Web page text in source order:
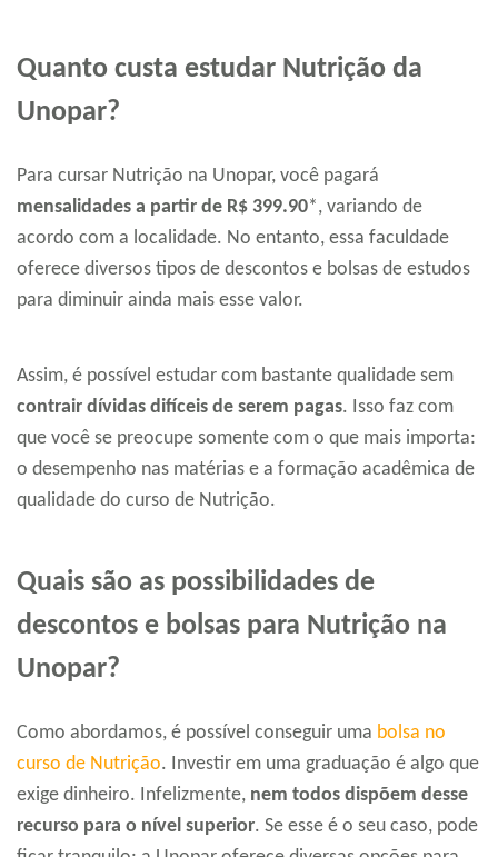
Quanto custa estudar Nutrição da
Unopar?
Para cursar Nutrição na Unopar, você pagará
mensalidades a partir de R$ 399.90*, variando de
acordo com a localidade. No entanto, essa faculdade
oferece diversos tipos de descontos e bolsas de estudos
para diminuir ainda mais esse valor.
Assim, é possível estudar com bastante qualidade sem
contrair dívidas difíceis de serem pagas. Isso faz com
que você se preocupe somente com o que mais importa:
o desempenho nas matérias e a formação acadêmica de
qualidade do curso de Nutrição.
Quais são as possibilidades de
descontos e bolsas para Nutrição na
Unopar?
Como abordamos, é possível conseguir uma bolsa no
curso de Nutrição. Investir em uma graduação é algo que
exige dinheiro. Infelizmente, nem todos dispõem desse
recurso para o nível superior. Se esse é o seu caso, pode